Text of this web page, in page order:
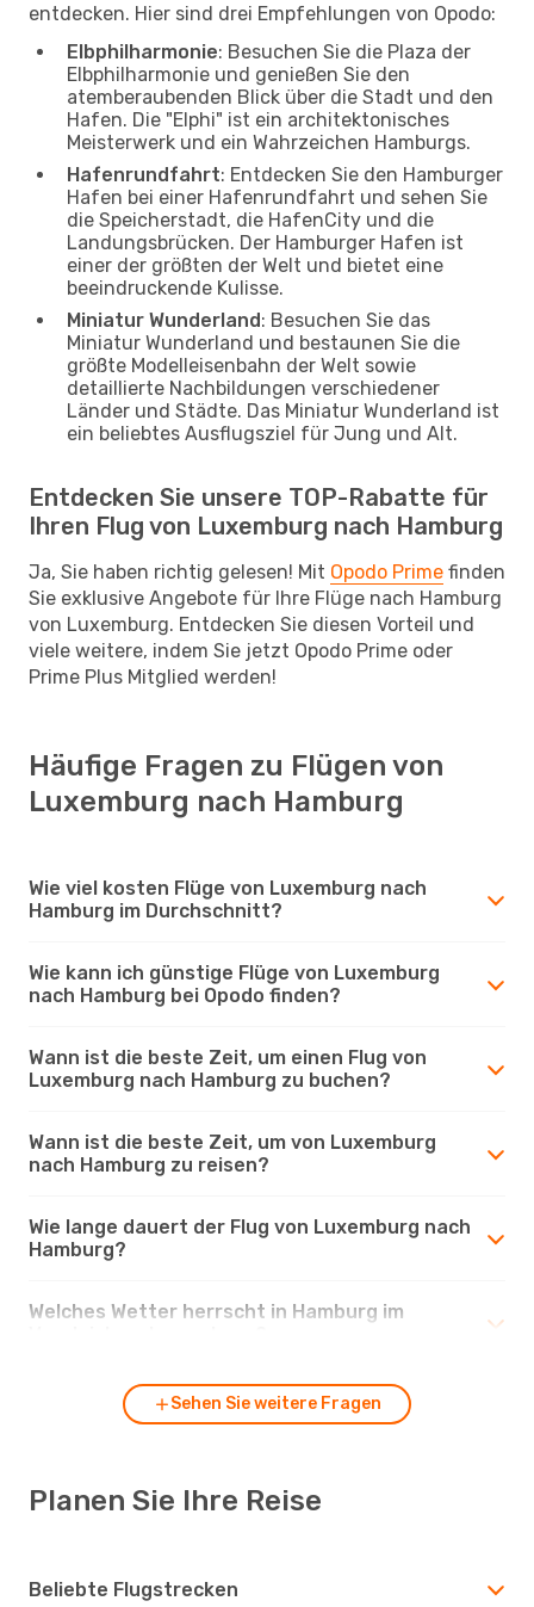
entdecken. Hier sind drei Empfehlungen von Opodo:
Elbphilharmonie: Besuchen Sie die Plaza der
Elbphilharmonie und genießen Sie den
atemberaubenden Blick über die Stadt und den
Hafen. Die "Elphi" ist ein architektonisches
Meisterwerk und ein Wahrzeichen Hamburgs.
Hafenrundfahrt: Entdecken Sie den Hamburger
Hafen bei einer Hafenrundfahrt und sehen Sie
die Speicherstadt, die HafenCity und die
Landungsbrücken. Der Hamburger Hafen ist
einer der größten der Welt und bietet eine
beeindruckende Kulisse.
Miniatur Wunderland: Besuchen Sie das
Miniatur Wunderland und bestaunen Sie die
größte Modelleisenbahn der Welt sowie
detaillierte Nachbildungen verschiedener
Länder und Städte. Das Miniatur Wunderland ist
ein beliebtes Ausflugsziel für Jung und Alt.
Entdecken Sie unsere TOP-Rabatte für
Ihren Flug von Luxemburg nach Hamburg
Ja, Sie haben richtig gelesen! Mit Opodo Prime finden
Sie exklusive Angebote für Ihre Flüge nach Hamburg
von Luxemburg. Entdecken Sie diesen Vorteil und
viele weitere, indem Sie jetzt Opodo Prime oder
Prime Plus Mitglied werden!
Häufige Fragen zu Flügen von
Luxemburg nach Hamburg
Wie viel kosten Flüge von Luxemburg nach
Hamburg im Durchschnitt?
Wie kann ich günstige Flüge von Luxemburg
nach Hamburg bei Opodo finden?
Wann ist die beste Zeit, um einen Flug von
Luxemburg nach Hamburg zu buchen?
Wann ist die beste Zeit, um von Luxemburg
nach Hamburg zu reisen?
Wie lange dauert der Flug von Luxemburg nach
Hamburg?
Welches Wetter herrscht in Hamburg im
Sehen Sie weitere Fragen
Planen Sie Ihre Reise
Beliebte Flugstrecken